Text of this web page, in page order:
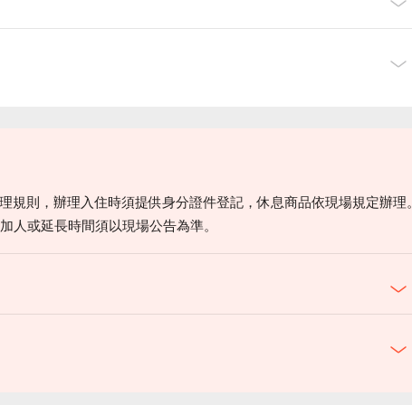
規則，辦理入住時須提供身分證件登記，休息商品依現場規定辦理。
人或延長時間須以現場公告為準。